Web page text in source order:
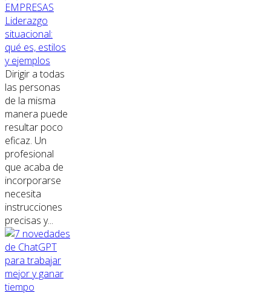
EMPRESAS
Liderazgo
situacional:
qué es, estilos
y ejemplos
Dirigir a todas
las personas
de la misma
manera puede
resultar poco
eficaz. Un
profesional
que acaba de
incorporarse
necesita
instrucciones
precisas y...